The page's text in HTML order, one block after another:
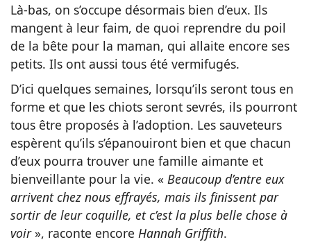
Là-bas, on s’occupe désormais bien d’eux. Ils
mangent à leur faim, de quoi reprendre du poil
de la bête pour la maman, qui allaite encore ses
petits. Ils ont aussi tous été vermifugés.
D’ici quelques semaines, lorsqu’ils seront tous en
forme et que les chiots seront sevrés, ils pourront
tous être proposés à l’adoption. Les sauveteurs
espèrent qu’ils s’épanouiront bien et que chacun
d’eux pourra trouver une famille aimante et
bienveillante pour la vie. « Beaucoup d’entre eux
arrivent chez nous effrayés, mais ils finissent par
sortir de leur coquille, et c’est la plus belle chose à
voir », raconte encore Hannah Griffith.